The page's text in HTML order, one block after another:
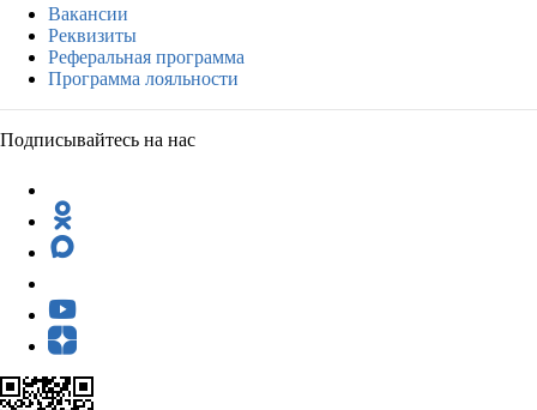
Вакансии
Реквизиты
Реферальная программа
Программа лояльности
Подписывайтесь на нас